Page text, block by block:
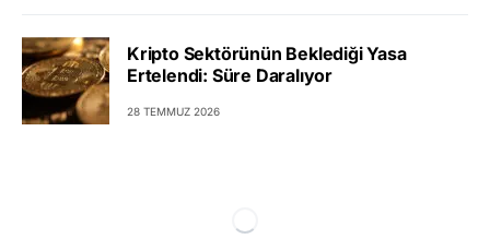
Kripto Sektörünün Beklediği Yasa
Ertelendi: Süre Daralıyor
28 TEMMUZ 2026